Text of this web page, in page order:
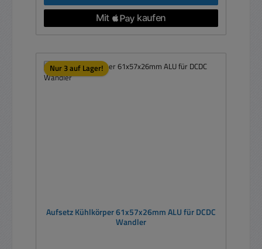
Nur 3 auf Lager!
Aufsetz Kühlkörper 61x57x26mm ALU für DCDC
Wandler